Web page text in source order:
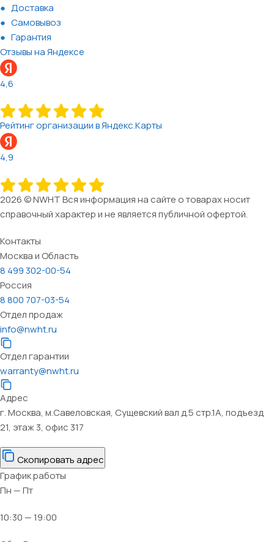
Доставка
Самовывоз
Гарантия
Отзывы на Яндексе
4,6
Рейтинг организации в Яндекс.Карты
4,9
2026 © NWHT Вся информация на сайте о товарах носит
справочный характер и не является публичной офертой.
Контакты
Москва и Область
8 499 302-00-54
Россия
8 800 707-03-54
Отдел продаж
info@nwht.ru
Отдел гарантии
warranty@nwht.ru
Адрес
г. Москва, м.Савеловская, Сущевский вал д.5 стр.1А, подъезд
21, этаж 3, офис 317
Скопировать адрес
График работы
Пн — Пт
10:30 — 19:00